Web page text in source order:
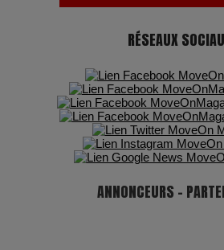
RÉSEAUX
ANNONCEURS -